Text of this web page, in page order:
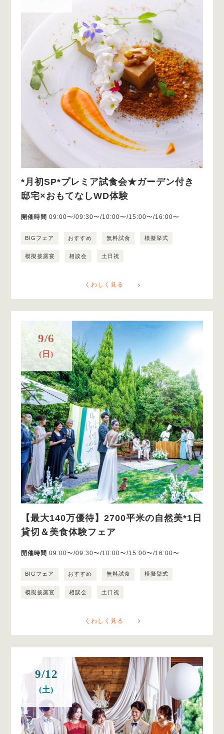
*月初SP*プレミア試食会★ガーデン付き
邸宅×おもてなしWD体験
開催時間 09:00〜/09:30〜/10:00〜/15:00〜/16:00〜
BIGフェア おすすめ 無料試食 模擬挙式
模擬披露宴 相談会 土日祝
くわしく見る
9/6
(日)
【最大140万優待】2700平米の自然美*1日
貸切＆美食体験フェア
開催時間 09:00〜/09:30〜/10:00〜/15:00〜/16:00〜
BIGフェア おすすめ 無料試食 模擬挙式
模擬披露宴 相談会 土日祝
くわしく見る
9/12
(土)